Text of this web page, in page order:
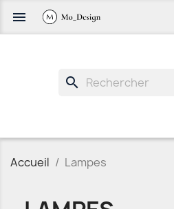

search
Accueil Lampes